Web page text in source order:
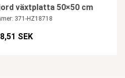
växtplatta 50×50 cm
371-HZ18718
SEK